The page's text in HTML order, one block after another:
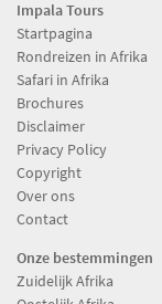
Impala Tours
Startpagina
Rondreizen in Afrika
Safari in Afrika
Brochures
Disclaimer
Privacy Policy
Copyright
Over ons
Contact
Onze bestemmingen
Zuidelijk Afrika